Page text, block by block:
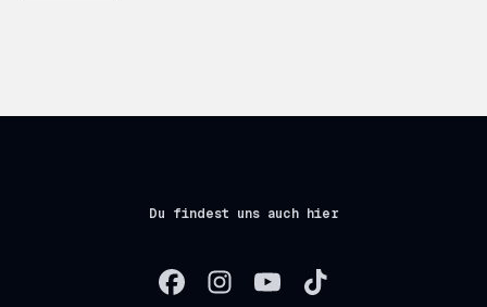
Du findest uns auch hier